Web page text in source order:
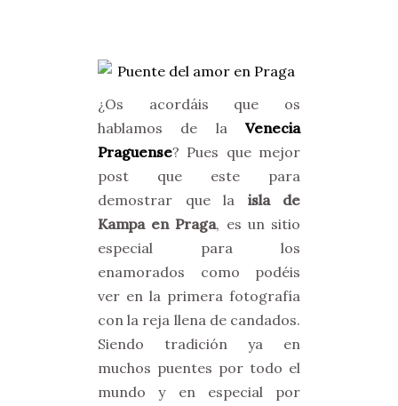
¿Os acordáis que os
hablamos de la Venecia
Praguense? Pues que mejor
post que este para
demostrar que la isla de
Kampa en Praga, es un sitio
especial para los
enamorados como podéis
ver en la primera fotografía
con la reja llena de candados.
Siendo tradición ya en
muchos puentes por todo el
mundo y en especial por